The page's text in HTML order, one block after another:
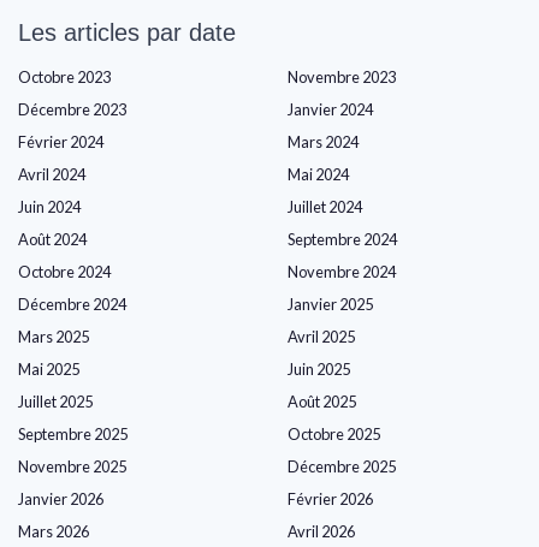
Les articles par date
Octobre 2023
Novembre 2023
Décembre 2023
Janvier 2024
Février 2024
Mars 2024
Avril 2024
Mai 2024
Juin 2024
Juillet 2024
Août 2024
Septembre 2024
Octobre 2024
Novembre 2024
Décembre 2024
Janvier 2025
Mars 2025
Avril 2025
Mai 2025
Juin 2025
Juillet 2025
Août 2025
Septembre 2025
Octobre 2025
Novembre 2025
Décembre 2025
Janvier 2026
Février 2026
Mars 2026
Avril 2026